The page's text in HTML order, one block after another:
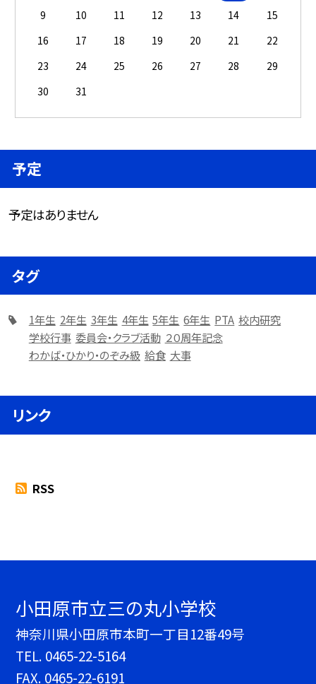
9
10 11 12 13 14
15
16
17 18 19 20 21
22
23
24 25 26 27 28
29
30
31
予定
予定はありません
タグ
1年生 2年生 3年生 4年生 5年生 6年生 PTA 校内研究
学校行事 委員会・クラブ活動 ２０周年記念
わかば・ひかり・のぞみ級 給食 大事
リンク
RSS
小田原市立三の丸小学校
神奈川県小田原市本町一丁目12番49号
TEL. 0465-22-5164
FAX. 0465-22-6191